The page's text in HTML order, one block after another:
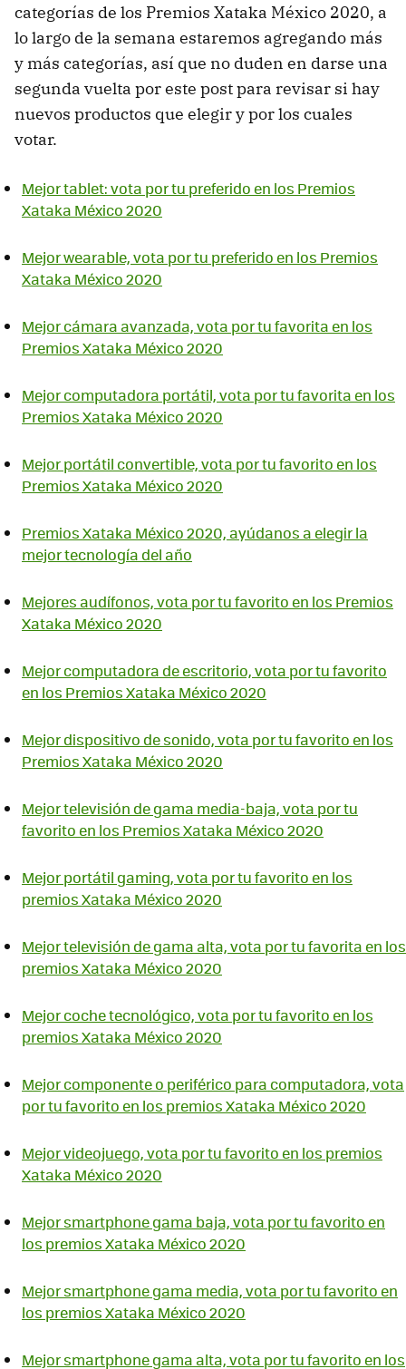
categorías de los Premios Xataka México 2020, a
lo largo de la semana estaremos agregando más
y más categorías, así que no duden en darse una
segunda vuelta por este post para revisar si hay
nuevos productos que elegir y por los cuales
votar.
Mejor tablet: vota por tu preferido en los Premios
Xataka México 2020
Mejor wearable, vota por tu preferido en los Premios
Xataka México 2020
Mejor cámara avanzada, vota por tu favorita en los
Premios Xataka México 2020
Mejor computadora portátil, vota por tu favorita en los
Premios Xataka México 2020
Mejor portátil convertible, vota por tu favorito en los
Premios Xataka México 2020
Premios Xataka México 2020, ayúdanos a elegir la
mejor tecnología del año
Mejores audífonos, vota por tu favorito en los Premios
Xataka México 2020
Mejor computadora de escritorio, vota por tu favorito
en los Premios Xataka México 2020
Mejor dispositivo de sonido, vota por tu favorito en los
Premios Xataka México 2020
Mejor televisión de gama media-baja, vota por tu
favorito en los Premios Xataka México 2020
Mejor portátil gaming, vota por tu favorito en los
premios Xataka México 2020
Mejor televisión de gama alta, vota por tu favorita en los
premios Xataka México 2020
Mejor coche tecnológico, vota por tu favorito en los
premios Xataka México 2020
Mejor componente o periférico para computadora, vota
por tu favorito en los premios Xataka México 2020
Mejor videojuego, vota por tu favorito en los premios
Xataka México 2020
Mejor smartphone gama baja, vota por tu favorito en
los premios Xataka México 2020
Mejor smartphone gama media, vota por tu favorito en
los premios Xataka México 2020
Mejor smartphone gama alta, vota por tu favorito en los